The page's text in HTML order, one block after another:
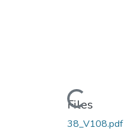
Loading...
Files
38_V108.pdf